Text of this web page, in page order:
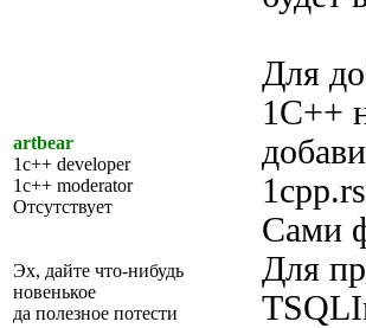
artbear
1c++ developer
1c++ moderator
Отсутствует
Эх, дайте что-нибудь
новенькое
да полезное потести
Для
1С++
Сами
Для